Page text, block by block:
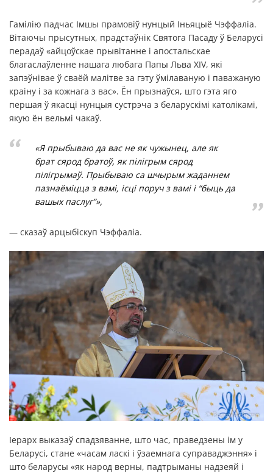
Гамілію падчас Імшы прамовіў нунцый Іньяцыё Чэффаліа.
Вітаючы прысутных, прадстаўнік Святога Пасаду ў Беларусі
перадаў «айцоўскае прывітанне і апостальскае
благаслаўленне нашага любага Папы Льва XIV, які
запэўнівае ў сваёй малітве за гэту ўмілаваную і паважаную
краіну і за кожнага з вас». Ён прызнаўся, што гэта яго
першая ў якасці нунцыя сустрэча з беларускімі католікамі,
якую ён вельмі чакаў.
«Я прыбываю да вас не як чужынец, але як
брат сярод братоў, як пілігрым сярод
пілігрымаў. Прыбываю са шчырым жаданнем
пазнаёміцца з вамі, ісці поруч з вамі і “быць да
вашых паслуг”»,
— сказаў арцыбіскуп Чэффаліа.
Іерарх выказаў спадзяванне, што час, праведзены ім у
Беларусі, стане «часам ласкі і ўзаемнага суправаджэння» і
што беларусы «як народ верны, падтрыманы надзеяй і